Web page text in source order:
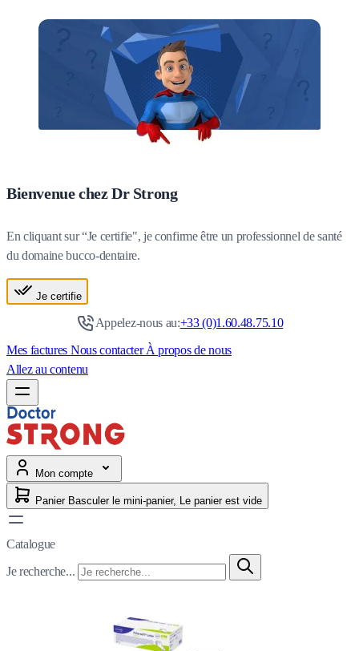
Bienvenue chez Dr Strong
En cliquant sur “Je certifie", je confirme être un professionnel de santé
du domaine bucco-dentaire.
Je certifie
Appelez-nous au:+33 (0)1.60.48.75.10
Mes factures Nous contacterÀ propos de nous
Allez au contenu
Mon compte
Panier Basculer le mini-panier, Le panier est vide
Catalogue
Je recherche...